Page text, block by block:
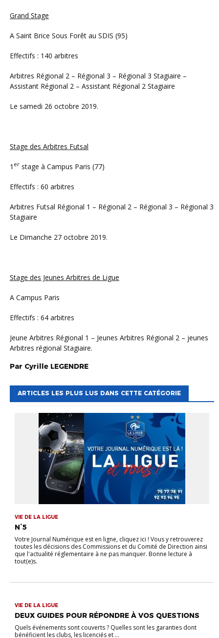
Grand Stage
A Saint Brice Sous Forêt au SDIS (95)
Effectifs : 140 arbitres
Arbitres Régional 2 – Régional 3 – Régional 3 Stagiaire –
Assistant Régional 2 – Assistant Régional 2 Stagiaire
Le samedi 26 octobre 2019.
Stage des Arbitres Futsal
1 er stage à Campus Paris (77)
Effectifs : 60 arbitres
Arbitres Futsal Régional 1 – Régional 2 – Régional 3 – Régional 3
Stagiaire
Le Dimanche 27 octobre 2019.
Stage des Jeunes Arbitres de Ligue
A Campus Paris
Effectifs : 64 arbitres
Jeune Arbitres Régional 1 – Jeunes Arbitres Régional 2 – jeunes
Arbitres régional Stagiaire.
Par Cyrille LEGENDRE
ARTICLES LES PLUS LUS DANS CETTE CATÉGORIE
VIE DE LA LIGUE
N°5
Votre Journal Numérique est en ligne, cliquez ici ! Vous y retrouverez
toutes les décisions des Commissions et du Comité de Direction ainsi
que l'actualité réglementaire à ne pas manquer. Bonne lecture à
tout(e)s.
VIE DE LA LIGUE
DEUX GUIDES POUR RÉPONDRE À VOS QUESTIONS
Quels événements sont couverts ? Quelles sont les garanties dont
bénéficient les clubs, les licenciés et ...